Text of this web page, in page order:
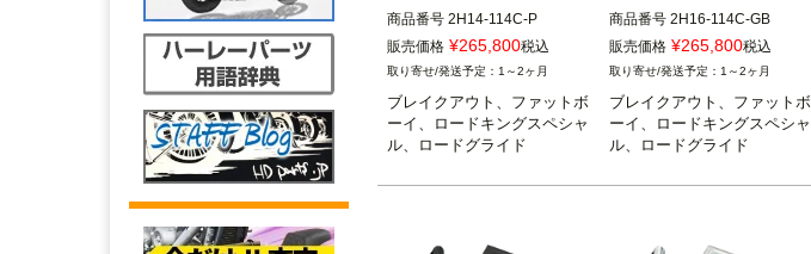
商品番号 2H14-114C-P
販売価格 ¥265,800税込
1～2ヶ月
ブレイクアウト、ファットボ
ーイ、ロードキングスペシャ
ル、ロードグライド
商品番号 2H16-114C-GB
販売価格 ¥265,800税込
1～2ヶ月
ブレイクアウト、ファットボ
ーイ、ロードキングスペシャ
ル、ロードグライド